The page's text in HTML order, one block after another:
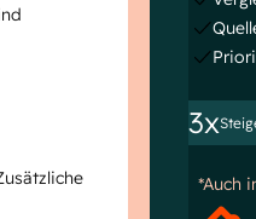
3x
*Auch